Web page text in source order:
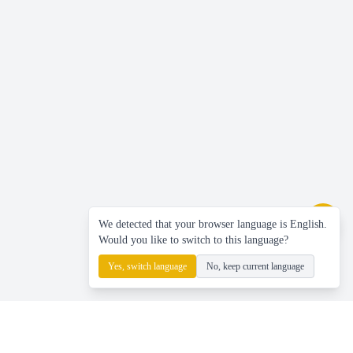
We detected that your browser language is English.
Would you like to switch to this language?
Yes, switch language No, keep current language